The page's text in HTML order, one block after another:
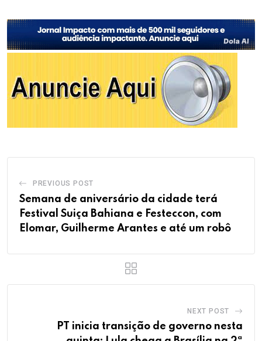
PREVIOUS POST
Semana de aniversário da cidade terá
Festival Suiça Bahiana e Festeccon, com
Elomar, Guilherme Arantes e até um robô
NEXT POST
PT inicia transição de governo nesta